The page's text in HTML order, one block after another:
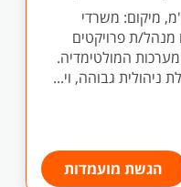
מיקום: משרדי
ת פרויקטים
המולטימדיה.
ניהולית גבוהה, וי...
הגשת מועמדות